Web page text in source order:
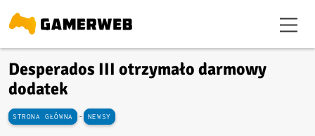
Desperados III otrzymało darmowy
dodatek
STRONA GŁÓWNA - NEWSY